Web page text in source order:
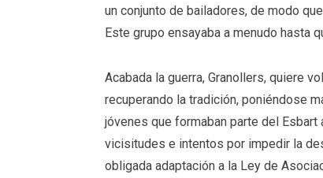
un conjunto de bailadores, de modo
Este grupo ensayaba a menudo hasta
Acabada la guerra, Granollers, quiere
recuperando la tradición, poniéndose
jóvenes que formaban parte del Esbart
vicisitudes e intentos por impedir la
obligada adaptación a la Ley de